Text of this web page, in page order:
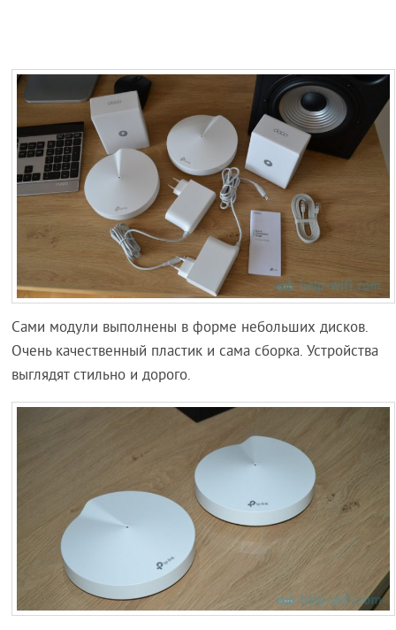
Сами модули выполнены в форме небольших дисков.
Очень качественный пластик и сама сборка. Устройства
выглядят стильно и дорого.